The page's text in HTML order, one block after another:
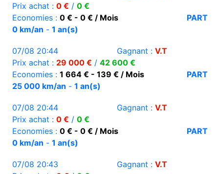
Prix achat : 0 € / 0 €
Economies : 0 € - 0 € / Mois
PART
0 km/an - 1 an(s)
07/08 20:44 Gagnant : V.T
Prix achat : 29 000 € / 42 600 €
Economies : 1 664 € - 139 € / Mois
PART
25 000 km/an - 1 an(s)
07/08 20:44 Gagnant : V.T
Prix achat : 0 € / 0 €
Economies : 0 € - 0 € / Mois
PART
0 km/an - 1 an(s)
07/08 20:43 Gagnant : V.T